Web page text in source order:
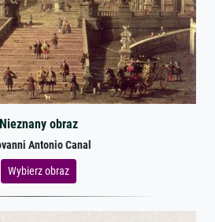
Nieznany obraz
Antonio Canal
Wybierz obraz